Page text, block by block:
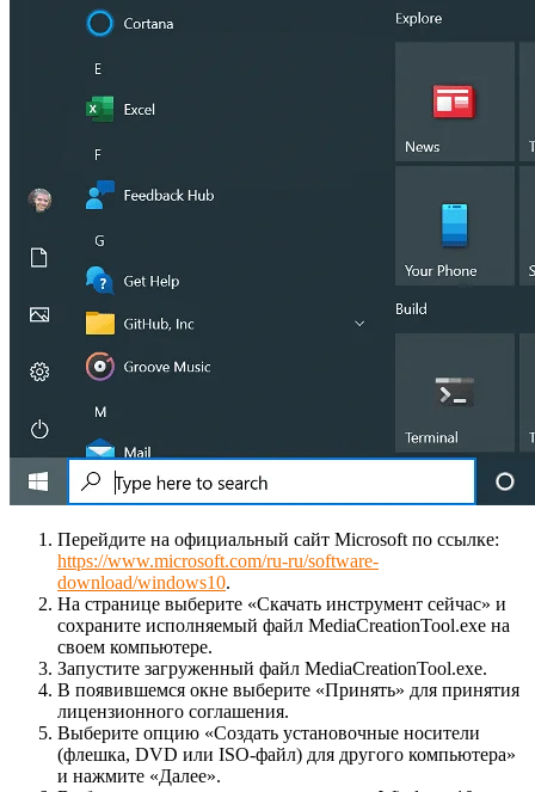
Перейдите на официальный сайт Microsoft по ссылке:
https://www.microsoft.com/ru-ru/software-
download/windows10.
На странице выберите «Скачать инструмент сейчас» и
сохраните исполняемый файл MediaCreationTool.exe на
своем компьютере.
Запустите загруженный файл MediaCreationTool.exe.
В появившемся окне выберите «Принять» для принятия
лицензионного соглашения.
Выберите опцию «Создать установочные носители
(флешка, DVD или ISO-файл) для другого компьютера»
и нажмите «Далее».